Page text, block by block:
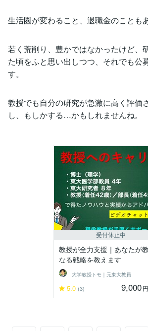
生活圏が変わること、退職金のことも
若く荒削り、豊かではなかったけど、
た頃をふと思い出しつつ、それでも公
す。
教授でも自分の研究が急激に高く評価
し、もしかする…かもしれませんね。
受付休止中
教授が全力支援｜あなたが
なる戦略を教えます
大学教授トモ｜元東大教員
5.0 (3) 9,000円